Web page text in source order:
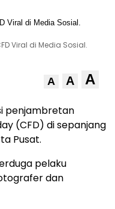
Viral di Media Sosial.
A A A
penjambretan
(CFD) di sepanjang
Pusat.
pelaku
dan